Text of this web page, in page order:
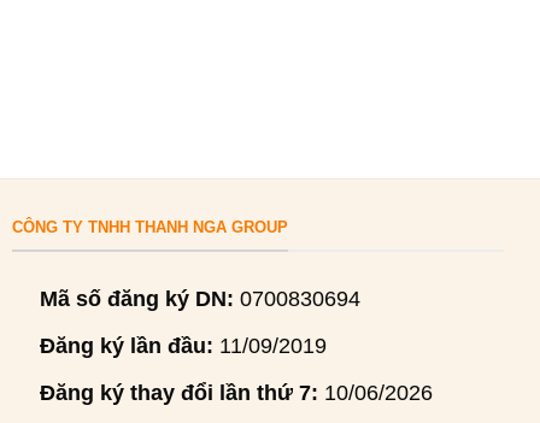
CÔNG TY TNHH THANH NGA GROUP
Mã số đăng ký DN: 0700830694
Đăng ký lần đầu: 11/09/2019
Đăng ký thay đổi lần thứ 7: 10/06/2026